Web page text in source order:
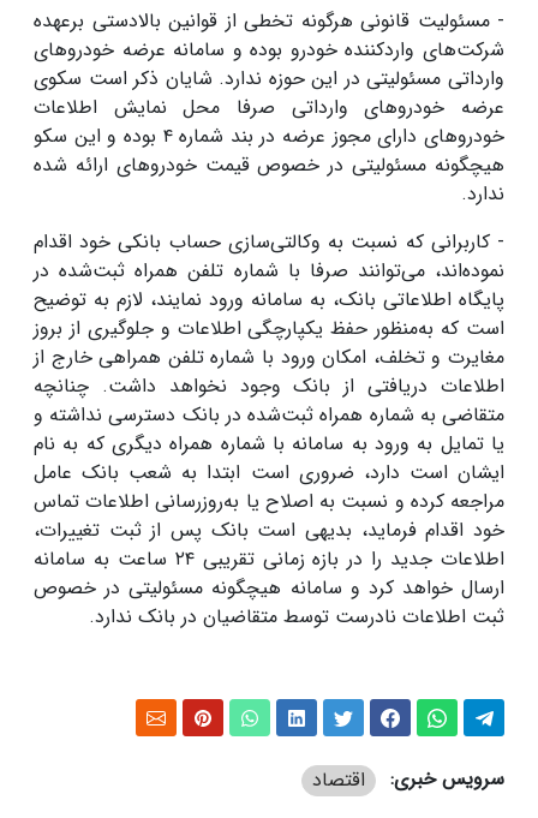
- مسئولیت قانونی هرگونه تخطی از قوانین بالادستی برعهده
شرکت‌های واردکننده خودرو بوده و سامانه عرضه خودروهای
وارداتی مسئولیتی در این حوزه ندارد. شایان ذکر است سکوی
عرضه خودروهای وارداتی صرفا محل نمایش اطلاعات
خودروهای دارای مجوز عرضه در بند شماره ۴ بوده و این سکو
هیچگونه مسئولیتی در خصوص قیمت خودروهای ارائه شده
ندارد.
- کاربرانی که نسبت به وکالتی‌سازی حساب بانکی خود اقدام
نموده‌اند، می‌توانند صرفا با شماره تلفن همراه ثبت‌شده در
پایگاه اطلاعاتی بانک، به سامانه ورود نمایند، لازم به توضیح
است که به‌منظور حفظ یکپارچگی اطلاعات و جلوگیری از بروز
مغایرت و تخلف، امکان ورود با شماره تلفن همراهی خارج از
اطلاعات دریافتی از بانک وجود نخواهد داشت. چنانچه
متقاضی به شماره همراه ثبت‌شده در بانک دسترسی نداشته و
یا تمایل به ورود به سامانه با شماره همراه دیگری که به نام
ایشان است دارد، ضروری است ابتدا به شعب بانک عامل
مراجعه کرده و نسبت به اصلاح یا به‌روزرسانی اطلاعات تماس
خود اقدام فرماید، بدیهی است بانک پس از ثبت تغییرات،
اطلاعات جدید را در بازه زمانی تقریبی ۲۴ ساعت به سامانه
ارسال خواهد کرد و سامانه هیچگونه مسئولیتی در خصوص
ثبت اطلاعات نادرست توسط متقاضیان در بانک ندارد.
سرویس خبری: اقتصاد